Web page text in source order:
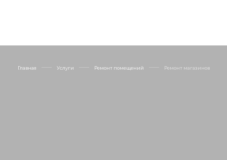
Главная Услуги Ремонт помещений Ремонт магазинов